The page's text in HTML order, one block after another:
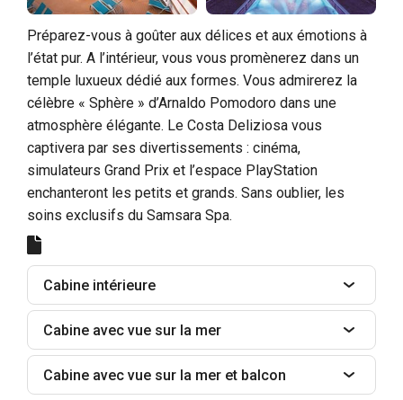
Préparez-vous à goûter aux délices et aux émotions à
l’état pur. A l’intérieur, vous vous promènerez dans un
temple luxueux dédié aux formes. Vous admirerez la
célèbre « Sphère » d’Arnaldo Pomodoro dans une
atmosphère élégante. Le Costa Deliziosa vous
captivera par ses divertissements : cinéma,
simulateurs Grand Prix et l’espace PlayStation
enchanteront les petits et grands. Sans oublier, les
soins exclusifs du Samsara Spa.
Cabine intérieure
Cabine avec vue sur la mer
Cabine avec vue sur la mer et balcon